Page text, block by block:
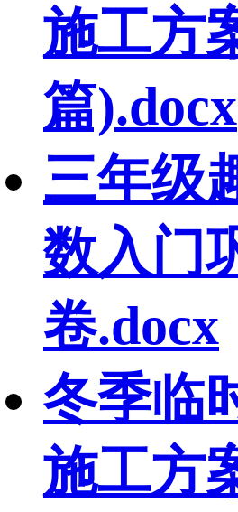
施工方
篇).docx
三年级
数入门
卷.docx
冬季临
施工方